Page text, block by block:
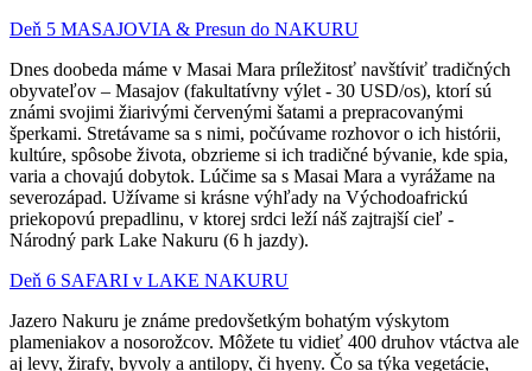
Deň 5 MASAJOVIA & Presun do NAKURU
Dnes doobeda máme v Masai Mara príležitosť navštíviť tradičných
obyvateľov – Masajov (fakultatívny výlet - 30 USD/os), ktorí sú
známi svojimi žiarivými červenými šatami a prepracovanými
šperkami. Stretávame sa s nimi, počúvame rozhovor o ich histórii,
kultúre, spôsobe života, obzrieme si ich tradičné bývanie, kde spia,
varia a chovajú dobytok. Lúčime sa s Masai Mara a vyrážame na
severozápad. Užívame si krásne výhľady na Východoafrickú
priekopovú prepadlinu, v ktorej srdci leží náš zajtrajší cieľ -
Národný park Lake Nakuru (6 h jazdy).
Deň 6 SAFARI v LAKE NAKURU
Jazero Nakuru je známe predovšetkým bohatým výskytom
plameniakov a nosorožcov. Môžete tu vidieť 400 druhov vtáctva ale
aj levy, žirafy, byvoly a antilopy, či hyeny. Čo sa týka vegetácie,